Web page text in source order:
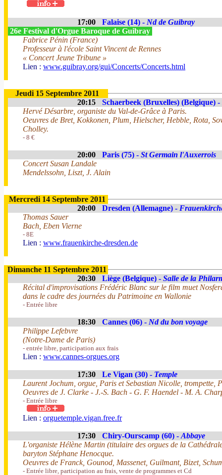
17:00 Falaise (14) - Nd de Guibray
26e Festival d'Orgue Baroque de Guibray
Fabrice Pénin (France)
Professeur à l'école Saint Vincent de Rennes
« Concert Jeune Tribune »
Lien : www.guibray.org/gui/Concerts/Concerts.html
Jeudi 15 Septembre 2011
20:15
Schaerbeek (Bruxelles) (Belgique) -
Hervé Désarbre, organiste du Val-de-Grâce à Paris.
Oeuvres de Bret, Kokkonen, Plum, Hielscher, Hebble, Rota,
Cholley.
- 8 €
20:00 Paris (75) - St Germain l'Auxerrois
Concert Susan Landale
Mendelssohn, Liszt, J. Alain
Mercredi 14 Septembre 2011
20:00
Dresden (Allemagne) -
Thomas Sauer
Bach, Eben Vierne
- 8E
Lien : www.frauenkirche-dresden.de
Dimanche 11 Septembre 2011
20:30
Liège (Belgique) - Salle de la
Récital d'improvisations Frédéric Blanc sur le film muet
dans le cadre des journées du Patrimoine en Wallonie
- Entrée libre
18:30 Cannes (06) - Nd du bon voyage
Philippe Lefebvre
(Notre-Dame de Paris)
- entrée libre, participation aux frais
Lien : www.cannes-orgues.org
17:30 Le Vigan (30) - Temple
Laurent Jochum, orgue, Paris et Sebastian Nicolle, trompette,
Oeuvres de J. Clarke - J.-S. Bach - G. F. Haendel - M. A.
- Entrée libre
Lien : orguetemple.vigan.free.fr
17:30 Chiry-Ourscamp (60) - Abbaye
L'organiste Hélène Martin (titulaire des orgues de la
baryton Stéphane Henocque.
Oeuvres de Franck, Gounod, Massenet, Guilmant, Bizet,
- Entrée libre, participation au frais, vente de programmes et Cd